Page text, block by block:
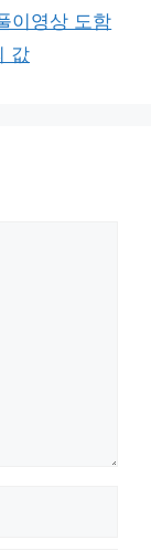
이영상 도함
값